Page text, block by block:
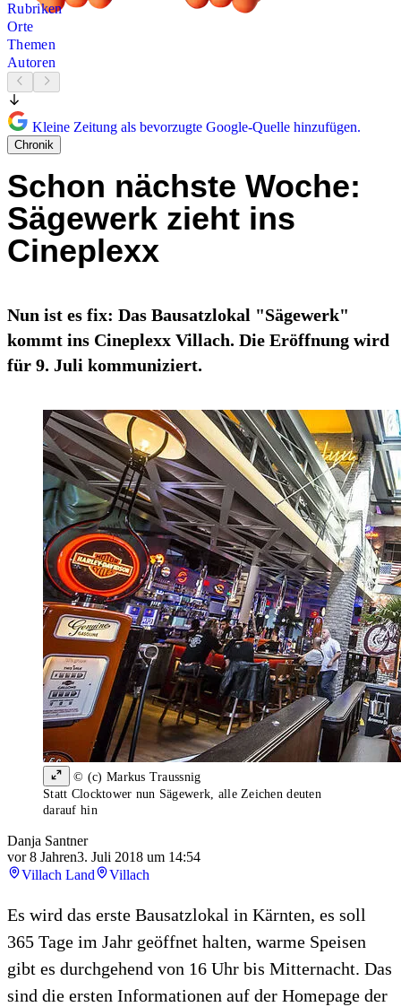
Rubriken
Orte
Themen
Autoren
Kleine Zeitung als bevorzugte Google-Quelle hinzufügen.
Chronik
Schon nächste Woche:
Sägewerk zieht ins
Cineplexx
Nun ist es fix: Das Bausatzlokal "Sägewerk"
kommt ins Cineplexx Villach. Die Eröffnung wird
für 9. Juli kommuniziert.
© (c) Markus Traussnig
Statt Clocktower nun Sägewerk, alle Zeichen deuten
darauf hin
Danja Santner
vor 8 Jahren3. Juli 2018 um 14:54
Villach Land
Villach
Es wird das erste Bausatzlokal in Kärnten, es soll
365 Tage im Jahr geöffnet halten, warme Speisen
gibt es durchgehend von 16 Uhr bis Mitternacht. Das
sind die ersten Informationen auf der Homepage der